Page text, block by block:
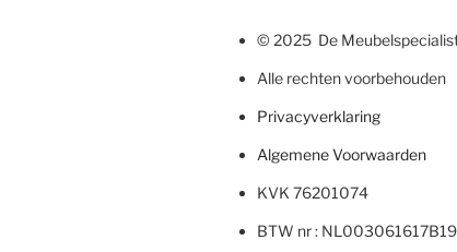
© 2025 De
Alle rechten voorbehouden
Privacyverklaring
Algemene Voorwaarden
KVK 76201074
BTW nr : NL003061617B19